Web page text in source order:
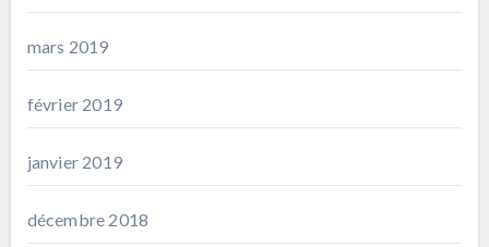
mars 2019
février 2019
janvier 2019
décembre 2018